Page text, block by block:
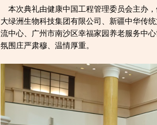
本次典礼由健康中国工程管理委员会主办
大绿洲生物科技集团有限公司、新疆中华传
流中心、广州市南沙区幸福家园养老服务中
氛围庄严肃穆、温情厚重。